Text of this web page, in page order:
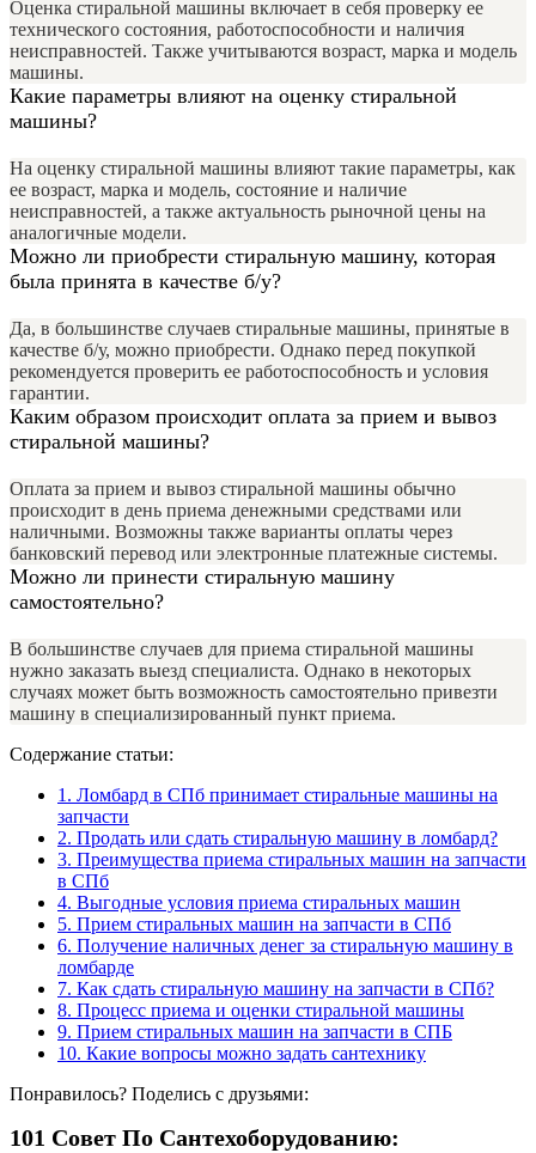
Оценка стиральной машины включает в себя проверку ее
технического состояния, работоспособности и наличия
неисправностей. Также учитываются возраст, марка и модель
машины.
Какие параметры влияют на оценку стиральной
машины?
На оценку стиральной машины влияют такие параметры, как
ее возраст, марка и модель, состояние и наличие
неисправностей, а также актуальность рыночной цены на
аналогичные модели.
Можно ли приобрести стиральную машину, которая
была принята в качестве б/у?
Да, в большинстве случаев стиральные машины, принятые в
качестве б/у, можно приобрести. Однако перед покупкой
рекомендуется проверить ее работоспособность и условия
гарантии.
Каким образом происходит оплата за прием и вывоз
стиральной машины?
Оплата за прием и вывоз стиральной машины обычно
происходит в день приема денежными средствами или
наличными. Возможны также варианты оплаты через
банковский перевод или электронные платежные системы.
Можно ли принести стиральную машину
самостоятельно?
В большинстве случаев для приема стиральной машины
нужно заказать выезд специалиста. Однако в некоторых
случаях может быть возможность самостоятельно привезти
машину в специализированный пункт приема.
Содержание статьи:
1. Ломбард в СПб принимает стиральные машины на
запчасти
2. Продать или сдать стиральную машину в ломбард?
3. Преимущества приема стиральных машин на запчасти
в СПб
4. Выгодные условия приема стиральных машин
5. Прием стиральных машин на запчасти в СПб
6. Получение наличных денег за стиральную машину в
ломбарде
7. Как сдать стиральную машину на запчасти в СПб?
8. Процесс приема и оценки стиральной машины
9. Прием стиральных машин на запчасти в СПБ
10. Какие вопросы можно задать сантехнику
Понравилось? Поделись с друзьями:
101 Совет По Сантехоборудованию: